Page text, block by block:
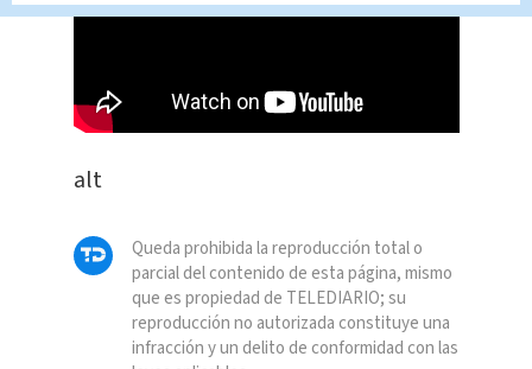
alt
Queda prohibida la reproducción total o
parcial del contenido de esta página, mismo
que es propiedad de TELEDIARIO; su
reproducción no autorizada constituye una
infracción y un delito de conformidad con las